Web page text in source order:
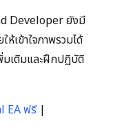
Developer ยังมี
เข้าใจภาพรวมได้
มเติมและฝึกปฏิบัติ
EA ฟรี|